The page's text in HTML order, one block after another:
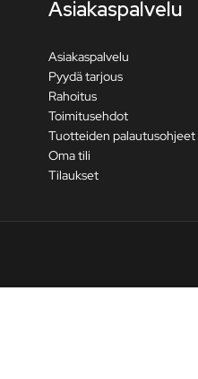
Asiakaspalvelu
Asiakaspalvelu
Pyydä tarjous
Rahoitus
Toimitusehdot
Tuotteiden palautusohjeet
Oma tili
Tilaukset